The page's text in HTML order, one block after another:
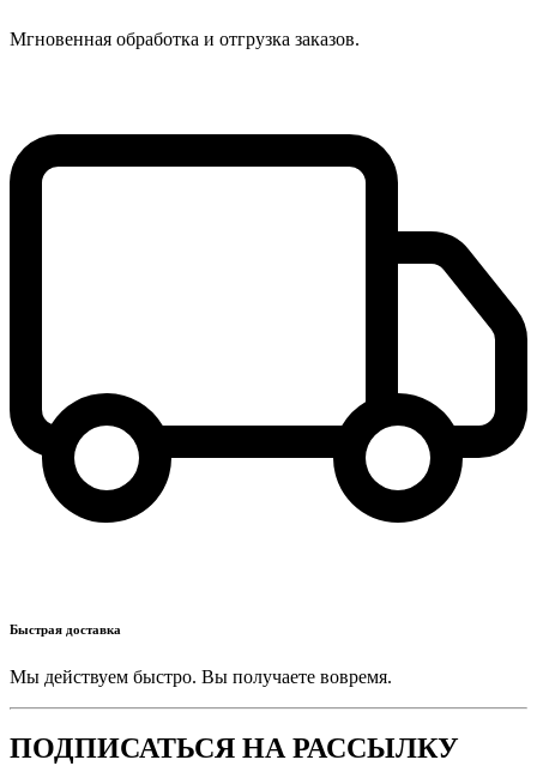
Мгновенная обработка и отгрузка заказов.
Быстрая доставка
Мы действуем быстро. Вы получаете вовремя.
ПОДПИСАТЬСЯ НА РАССЫЛКУ